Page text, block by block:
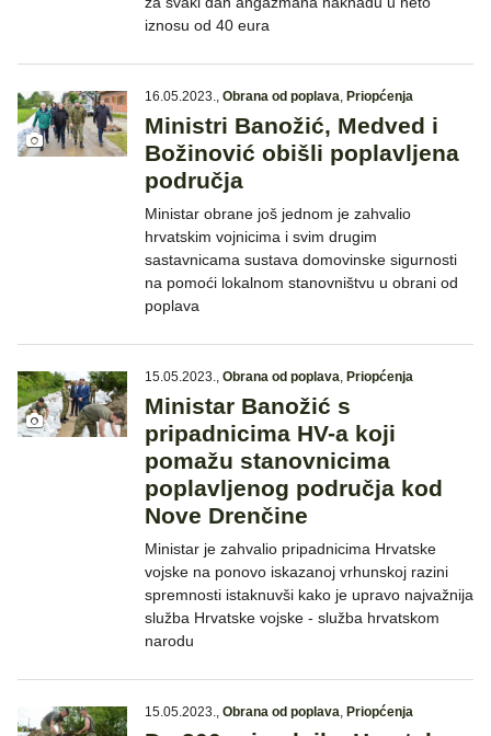
iznosu od 40 eura
16.05.2023., Obrana od poplava, Priopćenja
Ministri Banožić, Medved i
Božinović obišli poplavljena
područja
Ministar obrane još jednom je zahvalio
hrvatskim vojnicima i svim drugim
sastavnicama sustava domovinske sigurnosti
na pomoći lokalnom stanovništvu u obrani od
poplava
15.05.2023., Obrana od poplava, Priopćenja
Ministar Banožić s
pripadnicima HV-a koji
pomažu stanovnicima
poplavljenog područja kod
Nove Drenčine
Ministar je zahvalio pripadnicima Hrvatske
vojske na ponovo iskazanoj vrhunskoj razini
spremnosti istaknuvši kako je upravo najvažnija
služba Hrvatske vojske - služba hrvatskom
narodu
15.05.2023., Obrana od poplava, Priopćenja